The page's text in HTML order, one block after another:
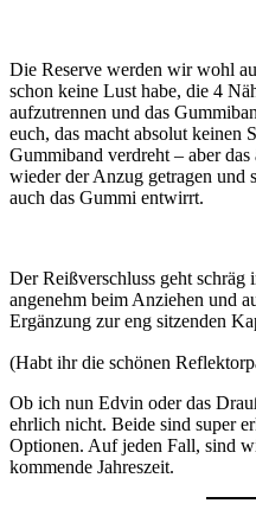
Die Reserve werden wir wohl
schon keine Lust habe, die 4
aufzutrennen und das
euch, das macht absolut keinen
Gummiband verdreht – aber
wieder der Anzug getragen und
auch das Gummi entwirrt.
Der Reißverschluss geht
angenehm beim Anziehen und
Ergänzung zur eng sitzenden
(Habt ihr die schönen
Ob ich nun Edvin oder das
ehrlich nicht. Beide sind super
Optionen. Auf jeden Fall, sind
kommende Jahreszeit.